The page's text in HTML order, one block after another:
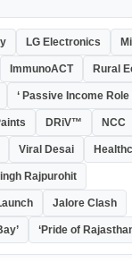
LG Electronics
ImmunoACT Rural
‘ Passive Income Role
DRiV™ NCC
Viral Desai
Rajpurohit
Jalore Clash
‘Pride of